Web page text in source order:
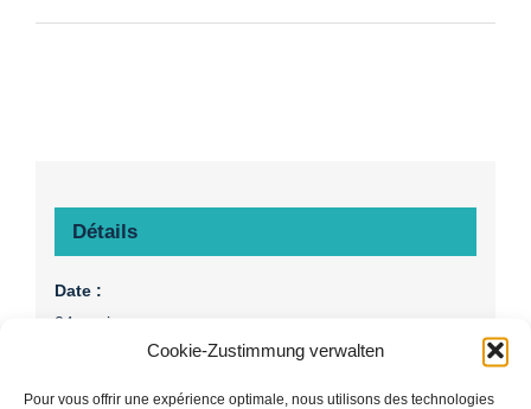
Cookie-Zustimmung verwalten
Pour vous offrir une expérience optimale, nous utilisons des technologies
Détails
Date :
24. mai